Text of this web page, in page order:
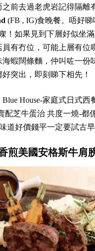
前去過老虎岩記得隔離
(FB , IG)食晚餐。唔好
！如果見到下層好似坐
有冇位，可能上層有位
蝦闊條麵，仲叫咗一份
突出，即刻睇下相先！
Blue House-家庭式日式西
配芝牛蛋治 共度一燒-都
道好價錢平一定要試古
煎美國安格斯牛肩